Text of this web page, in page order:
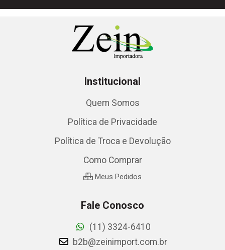
Institucional
Quem Somos
Política de Privacidade
Política de Troca e Devolução
Como Comprar
Meus Pedidos
Fale Conosco
(11) 3324-6410
b2b@zeinimport.com.br